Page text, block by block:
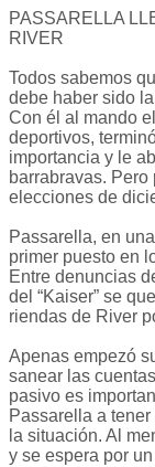
PASSARELLA
RIVER
Todos sabemos
debe haber sido
Con él al mando
deportivos,
importancia y le
barrabravas.
elecciones de
Passarella, en
primer puesto en
Entre denuncias
del “Kaiser” se
riendas de River
Apenas empezó
sanear las
pasivo es
Passarella a
la situación. Al
y se espera por